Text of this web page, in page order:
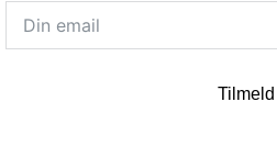
Tilmeld